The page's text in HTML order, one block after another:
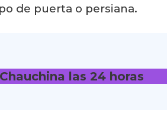
de puerta o persiana.
las 24 horas